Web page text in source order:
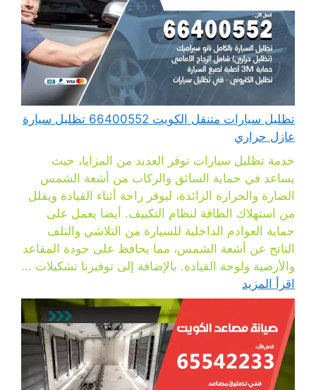
تظليل سيارات متنقل الكويت 66400552 تظليل سيارة
عازل حراري
خدمة تظليل سيارات توفر العديد من المزايا، حيث
يساعد في حماية السائق والركاب من أشعة الشمس
الضارة والحرارة الزائدة، ليوفر راحة أثناء القيادة ويقلل
من استهلاك الطاقة لنظام التكييف. أيضا يعمل على
حماية العوادم الداخلية للسيارة من التلاشي والتلف
الناتج عن أشعة الشمس، مما يحافظ على جودة المقاعد
والأرضية ولوحة القيادة. بالإضافة إلى توفيرنا تشكيلات ...
اقرأ المزيد